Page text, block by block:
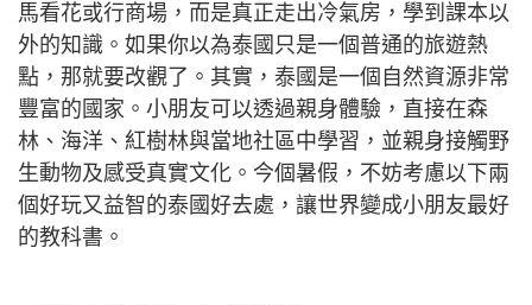
馬看花或行商場，而是真正走出冷氣房，學到課本以
外的知識。如果你以為泰國只是一個普通的旅遊熱
點，那就要改觀了。其實，泰國是一個自然資源非常
豐富的國家。小朋友可以透過親身體驗，直接在森
林、海洋、紅樹林與當地社區中學習，並親身接觸野
生動物及感受真實文化。今個暑假，不妨考慮以下兩
個好玩又益智的泰國好去處，讓世界變成小朋友最好
的教科書。